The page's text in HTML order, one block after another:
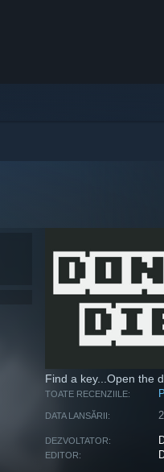
Find a key...Open the
TOATE RECENZIILE:
DATA LANSĂRII:
DEZVOLTATOR:
EDITOR: